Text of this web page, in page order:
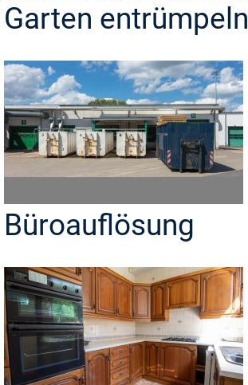
Garten entrümpeln
Büroauflösung